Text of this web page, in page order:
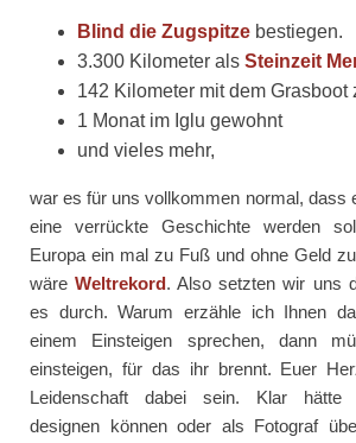
Blind die Zugspitze bestiegen.
3.300 Kilometer als Steinzeit
142 Kilometer mit dem Grasboot
1 Monat im Iglu gewohnt
und vieles mehr,
war es für uns vollkommen normal, dass
eine verrückte Geschichte werden
Europa ein mal zu Fuß und ohne Geld
wäreWeltrekord. Also setzten wir uns
es durch. Warum erzähle ich Ihnen
einem Einsteigen sprechen, dann
einsteigen, für das ihr brennt. Euer
Leidenschaft dabei sein. Klar hätte
designen können oder als Fotograf